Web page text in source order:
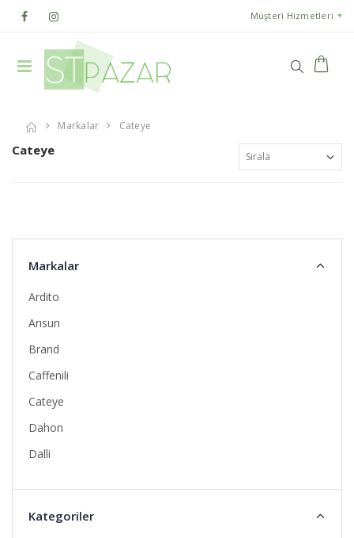
Müşteri Hizmetleri
Markalar Cateye
Cateye
Markalar
Ardito
Arısun
Brand
Caffenili
Cateye
Dahon
Dalli
Kategoriler